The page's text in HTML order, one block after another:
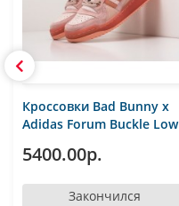
Кроссовки Bad Bunny x
Adidas Forum Buckle Low
5400.00р.
Закончился